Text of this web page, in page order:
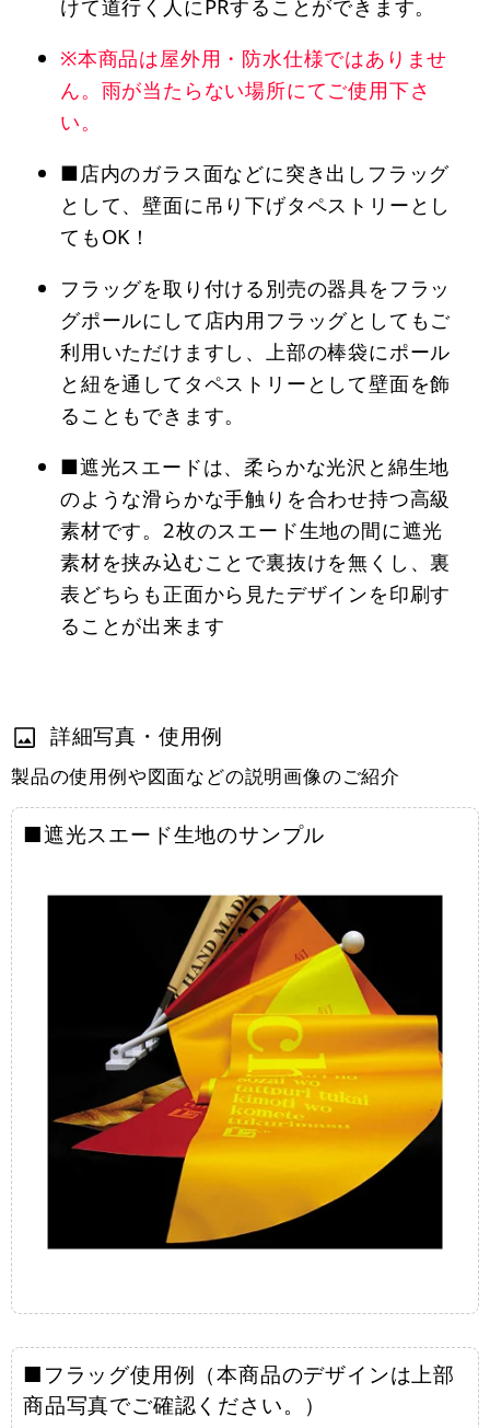
けて道行く人にPRすることができます。
※本商品は屋外用・防水仕様ではありませ
ん。雨が当たらない場所にてご使用下さ
い。
■店内のガラス面などに突き出しフラッグ
として、壁面に吊り下げタペストリーとし
てもOK！
フラッグを取り付ける別売の器具をフラッ
グポールにして店内用フラッグとしてもご
利用いただけますし、上部の棒袋にポール
と紐を通してタペストリーとして壁面を飾
ることもできます。
■遮光スエードは、柔らかな光沢と綿生地
のような滑らかな手触りを合わせ持つ高級
素材です。2枚のスエード生地の間に遮光
素材を挟み込むことで裏抜けを無くし、裏
表どちらも正面から見たデザインを印刷す
ることが出来ます
詳細写真・使用例
製品の使用例や図面などの説明画像のご紹介
■遮光スエード生地のサンプル
■フラッグ使用例（本商品のデザインは上部
商品写真でご確認ください。）